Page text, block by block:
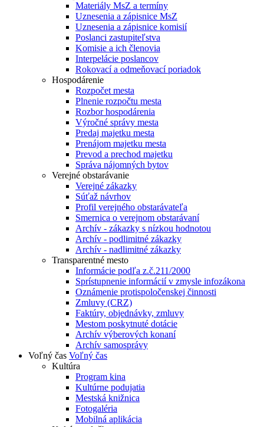
Materiály MsZ a termíny
Uznesenia a zápisnice MsZ
Uznesenia a zápisnice komisií
Poslanci zastupiteľstva
Komisie a ich členovia
Interpelácie poslancov
Rokovací a odmeňovací poriadok
Hospodárenie
Rozpočet mesta
Plnenie rozpočtu mesta
Rozbor hospodárenia
Výročné správy mesta
Predaj majetku mesta
Prenájom majetku mesta
Prevod a prechod majetku
Správa nájomných bytov
Verejné obstarávanie
Verejné zákazky
Súťaž návrhov
Profil verejného obstarávateľa
Smernica o verejnom obstarávaní
Archív - zákazky s nízkou hodnotou
Archív - podlimitné zákazky
Archív - nadlimitné zákazky
Transparentné mesto
Informácie podľa z.č.211/2000
Sprístupnenie informácií v zmysle infozákona
Oznámenie protispoločenskej činnosti
Zmluvy (CRZ)
Faktúry, objednávky, zmluvy
Mestom poskytnuté dotácie
Archív výberových konaní
Archív samosprávy
Voľný čas Voľný čas
Kultúra
Program kina
Kultúrne podujatia
Mestská knižnica
Fotogaléria
Mobilná aplikácia